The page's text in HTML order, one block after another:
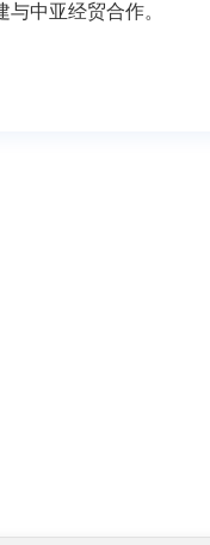
中亚经贸合作。